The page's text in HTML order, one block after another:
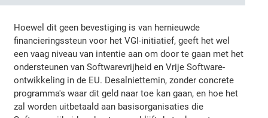
Hoewel dit geen bevestiging is van hernieuwde
financieringssteun voor het VGI-initiatief, geeft het wel
een vaag niveau van intentie aan om door te gaan met het
ondersteunen van Softwarevrijheid en Vrije Software-
ontwikkeling in de EU. Desalniettemin, zonder concrete
programma's waar dit geld naar toe kan gaan, en hoe het
zal worden uitbetaald aan basisorganisaties die